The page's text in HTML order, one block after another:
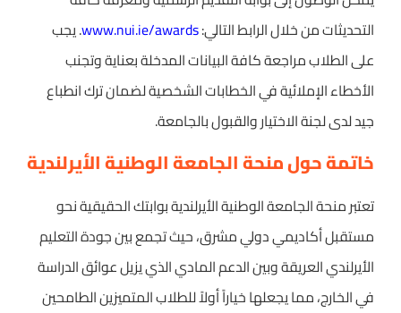
التحديثات من خلال الرابط التالي:www.nui.ie/awards. يجب
على الطلاب مراجعة كافة البيانات المدخلة بعناية وتجنب
الأخطاء الإملائية في الخطابات الشخصية لضمان ترك انطباع
جيد لدى لجنة الاختيار والقبول بالجامعة.
خاتمة حول منحة الجامعة الوطنية الأيرلندية
تعتبر منحة الجامعة الوطنية الأيرلندية بوابتك الحقيقية نحو
مستقبل أكاديمي دولي مشرق، حيث تجمع بين جودة التعليم
الأيرلندي العريقة وبين الدعم المادي الذي يزيل عوائق الدراسة
في الخارج، مما يجعلها خياراً أولاً للطلاب المتميزين الطامحين